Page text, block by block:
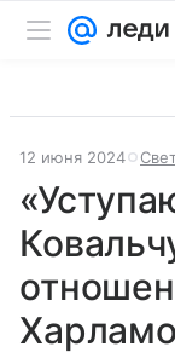
12 июня 2024